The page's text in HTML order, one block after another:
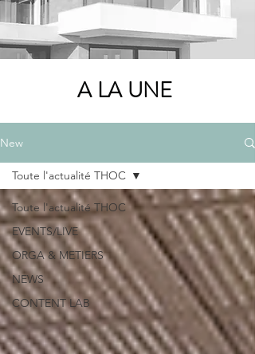
A LA UNE
New
Toute l'actualité THOC
EVENTS/LIVE
ORGA & METIERS
NEWS
CONTENT LAB
Toute l'actualité THOC